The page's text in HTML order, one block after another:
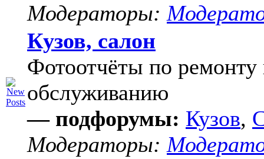
Модераторы:
Кузов, салон
Фотоотчёты по ремонту
обслуживанию
— подфорумы: Кузов,
Модераторы: